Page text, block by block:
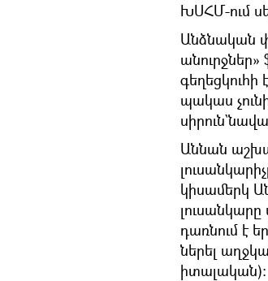
ԽՍՀՄ-ում
Անձնական
պակաս
Աննան
կիսամերկ
դառնում է
ներել
իտալական)։